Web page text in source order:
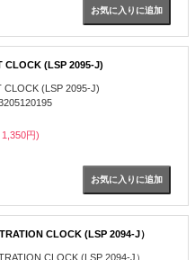
CLOCK (LSP 2095-J)
CLOCK (LSP 2095-J)
円)
CLOCK (LSP 2094-J）
CLOCK (LSP 2094-J）